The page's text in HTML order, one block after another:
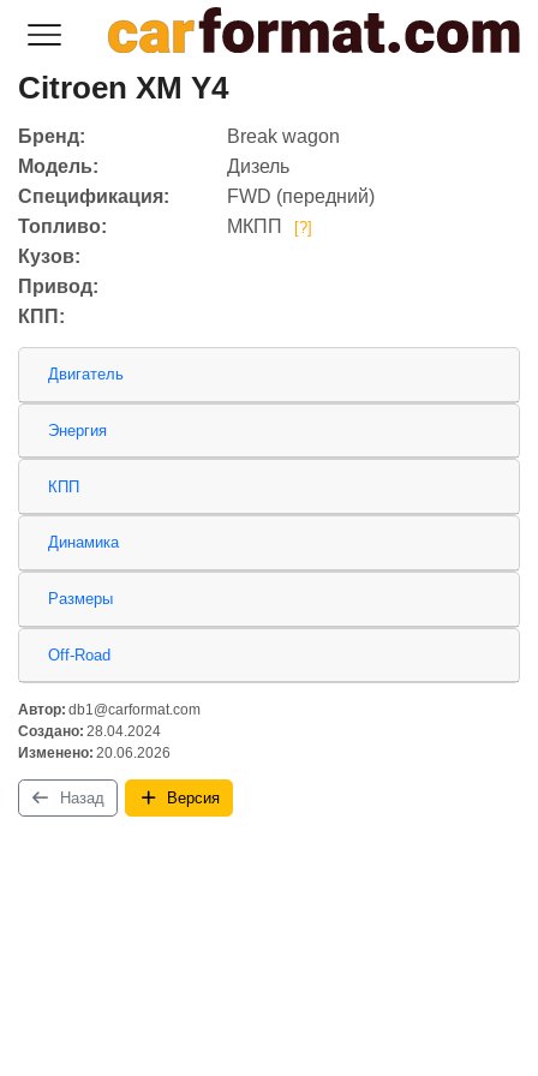
Citroen XM Y4
Бренд:
Модель:
Спецификация:
Топливо:
Кузов:
Привод:
КПП:
Break wagon
Дизель
FWD (передний)
МКПП
[?]
Двигатель
Энергия
КПП
Динамика
Размеры
Off-Road
Автор: db1@carformat.com
Создано: 28.04.2024
Изменено: 20.06.2026
Назад Версия